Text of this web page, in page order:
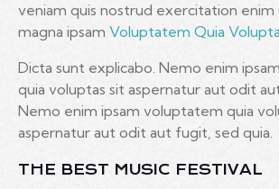
veniam quis nostrud exercitation enim
magna ipsam Voluptatem Quia
Dicta sunt explicabo. Nemo enim
quia voluptas sit aspernatur aut odit
Nemo enim ipsam voluptatem quia
aspernatur aut odit aut fugit, sed quia.
THE BEST MUSIC FESTIVAL